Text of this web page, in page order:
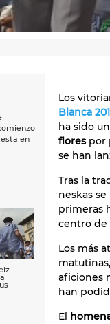
en
Los
Blanca
ha sido
florespor
se han
Tras la
neskas
primeras
centro de
Los más
aficiones
han
El